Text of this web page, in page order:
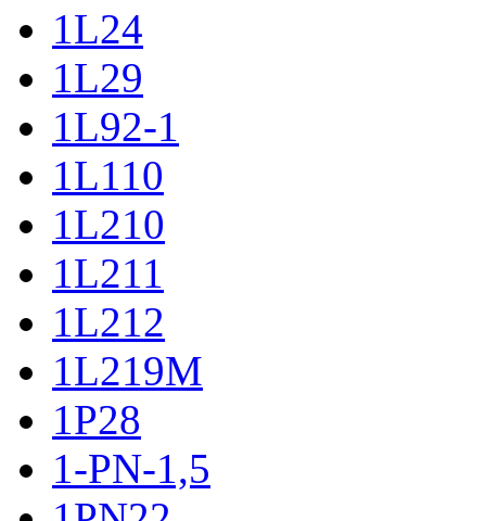
1L24
1L29
1L92-1
1L110
1L210
1L211
1L212
1L219M
1P28
1-PN-1,5